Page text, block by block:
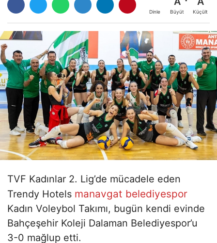
Dinle Büyüt Küçült
TVF Kadınlar 2. Lig’de mücadele eden
Trendy Hotels manavgat belediyespor
Kadın Voleybol Takımı, bugün kendi evinde
Bahçeşehir Koleji Dalaman Belediyespor’u
3-0 mağlup etti.